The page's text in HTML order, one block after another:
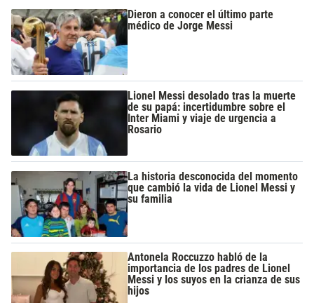
Dieron a conocer el último parte
médico de Jorge Messi
Lionel Messi desolado tras la muerte
de su papá: incertidumbre sobre el
Inter Miami y viaje de urgencia a
Rosario
La historia desconocida del momento
que cambió la vida de Lionel Messi y
su familia
Antonela Roccuzzo habló de la
importancia de los padres de Lionel
Messi y los suyos en la crianza de sus
hijos